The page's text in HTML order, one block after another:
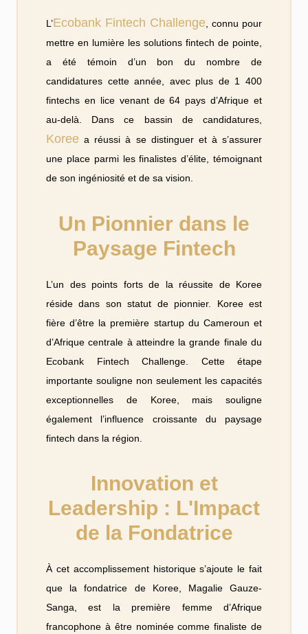
L’Ecobank Fintech Challenge, connu pour
mettre en lumière les solutions fintech de pointe,
a été témoin d’un bon du nombre de
candidatures cette année, avec plus de 1 400
fintechs en lice venant de 64 pays d’Afrique et
au-delà. Dans ce bassin de candidatures,
Koree a réussi à se distinguer et à s’assurer
une place parmi les finalistes d’élite, témoignant
de son ingéniosité et de sa vision.
Un Pionnier dans le
Paysage Fintech
L’un des points forts de la réussite de Koree
réside dans son statut de pionnier. Koree est
fière d’être la première startup du Cameroun et
d’Afrique centrale à atteindre la grande finale du
Ecobank Fintech Challenge. Cette étape
importante souligne non seulement les capacités
exceptionnelles de Koree, mais souligne
également l’influence croissante du paysage
fintech dans la région.
Innovation et
Leadership : L'Impact
de la Fondatrice
À cet accomplissement historique s’ajoute le fait
que la fondatrice de Koree, Magalie Gauze-
Sanga, est la première femme d’Afrique
francophone à être nominée comme finaliste de